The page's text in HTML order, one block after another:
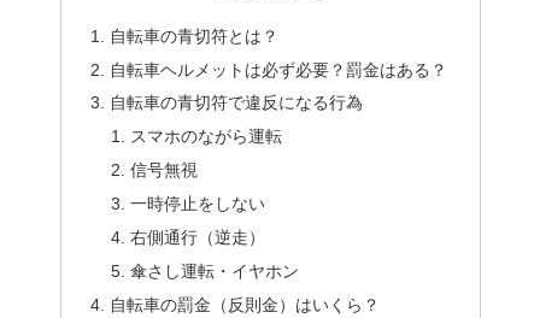
自転車の青切符とは？
自転車ヘルメットは必ず必要？罰金はある？
自転車の青切符で違反になる行為
スマホのながら運転
信号無視
一時停止をしない
右側通行（逆走）
傘さし運転・イヤホン
自転車の罰金（反則金）はいくら？